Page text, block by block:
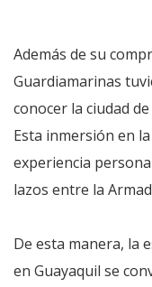
Además de su
Guardiamarinas
conocer la ciudad
Esta inmersión en
experiencia
lazos entre la
De esta manera, la
en Guayaquil se